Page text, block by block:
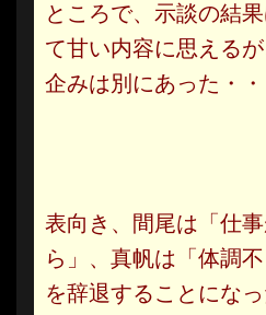
ところで、示談の結
て甘い内容に思える
企みは別にあった・・
表向き、間尾は「仕
ら」、真帆は「体調
を辞退することにな